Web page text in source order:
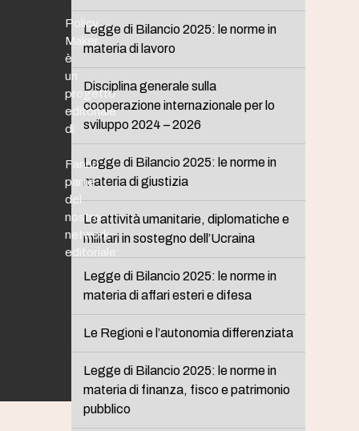
Legge di Bilancio 2025: le norme in
materia di lavoro
Disciplina generale sulla
cooperazione internazionale per lo
sviluppo 2024 – 2026
Legge di Bilancio 2025: le norme in
materia di giustizia
Le attività umanitarie, diplomatiche e
militari in sostegno dell’Ucraina
Legge di Bilancio 2025: le norme in
materia di affari esteri e difesa
Le Regioni e l’autonomia differenziata
Legge di Bilancio 2025: le norme in
materia di finanza, fisco e patrimonio
pubblico
Policy
Maker
è
un
progetto
editoriale
di
Fanno
parte
del
nostro
network
editoriale: